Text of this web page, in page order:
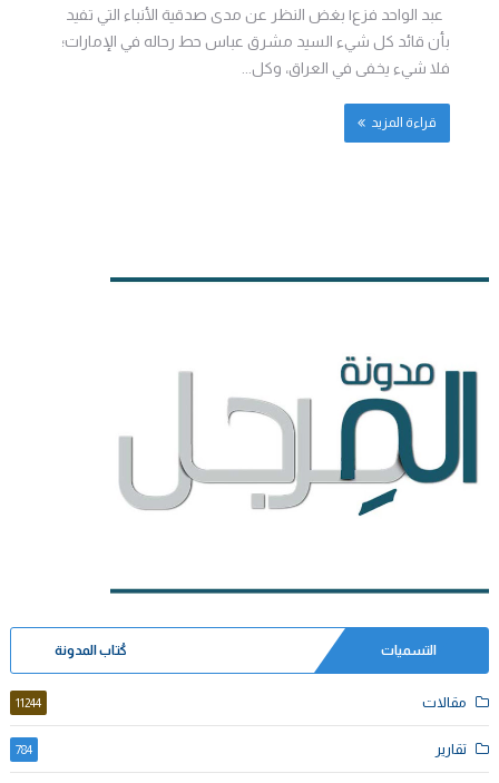
عبد الواحد فزع| بغض النظر عن مدى صدقية الأنباء التي تفيد
بأن قائد كل شيء السيد مشرق عباس حط رحاله في الإمارات؛
فلا شيء يخفى في العراق، وكل...
قراءة المزيد
التسميات كُتاب المدونة
مقالات 11244
تقارير 784